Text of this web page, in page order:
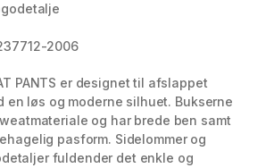
2006
PANTS er designet til afslappet
en løs og moderne silhuet. Bukserne
og har brede ben samt
pasform. Sidelommer og
fuldender det enkle og